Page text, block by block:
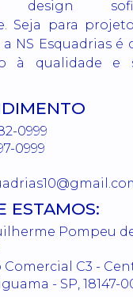
design
Seja para
NS Esquadrias é
à qualidade e
0999
0999
ESTAMOS:
Pompeu
Comercial C3 -
- SP, 18147-